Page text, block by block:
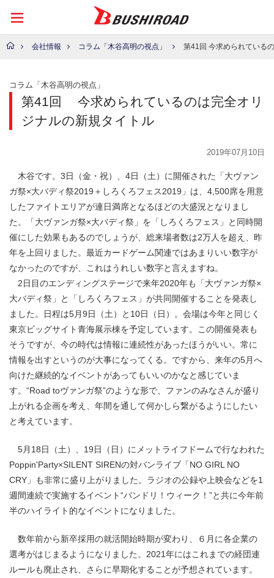
会社情報 コラム「木谷高明の視点」 第41回 今求められているのは完全オリ
コラム「木谷高明の視点」
第41回
今求められているのは完全オリ
ジナルの新規タイトル
2019年07月10日
木谷です。3日（金・祝）、4日（土）に開催された「大ヴァン
ガ祭×大バディ祭2019＋しろくろフェス2019」は、4,500席を用意
したファイトエリアが連日満席となるほどの大盛況となりまし
た。「大ヴァンガ祭×大バディ祭」を「しろくろフェス」と同時開
催にした効果もあるのでしょうが、総来場者数は2万人を超え、昨
年を上回りました。最近カードゲーム関連ではあまりいい数字が
なかったのですが、これはうれしい数字と言えますね。
2日目のエンディングステージで来年2020年も「大ヴァンガ祭×
大バディ祭」と「しろくろフェス」が共同開催することを発表し
ました。日程は5月9日（土）と10日（日）。会場は今年と同じく
東京ビッグサイト青海展示棟を予定しています。この開催発表も
そうですが、今の時代は情報に連続性があったほうがいい。常に
情報を出すというのが大事になってくる。ですから、来年の5月へ
向けた継続的なイベントがあってもいいのかなと感じていま
す。“Road toヴァンガ祭”のような形で、ファンのみなさんが盛り
上がれる企画を考え、年間を通して何かしら繋がるようにしたい
と考えています。
5月18日（土）、19日（日）にメットライフドームで行なわれた
Poppin'Party×SILENT SIRENの対バンライブ「NO GIRL NO
CRY」も非常に盛り上がりました。ラジオの公録や上映会などを1
週間連続で実施するイベント“バンドリ！ウィーク！”と共に今年前
半のハイライト的なイベントになりました。
数年前から新卒採用の就活開始時期が変わり、６月に各企業の
選考がはじまるようになりました。2021年にはこれまでの経団連
ルールも廃止され、さらに早期化することが予想されています。